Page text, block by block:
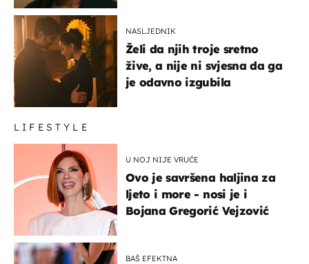
NASLJEDNIK
Želi da njih troje sretno
žive, a nije ni svjesna da ga
je odavno izgubila
LIFESTYLE
U NOJ NIJE VRUĆE
Ovo je savršena haljina za
ljeto i more - nosi je i
Bojana Gregorić Vejzović
BAŠ EFEKTNA